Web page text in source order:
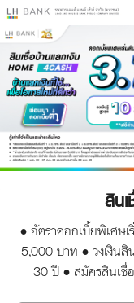
สิน
• อัตราดอกเบี้ยพิเศษ
5,000 บาท • วงเงินสิ
30 ปี • สมัครสินเ